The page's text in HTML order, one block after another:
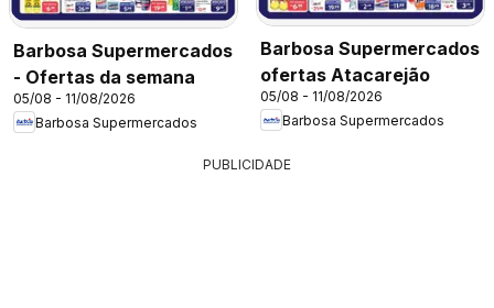
Barbosa Supermercados
- Ofertas da semana
05/08 - 11/08/2026
Barbosa Supermercados
Barbosa Supermercados
ofertas Atacarejão
05/08 - 11/08/2026
Barbosa Supermercados
PUBLICIDADE